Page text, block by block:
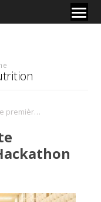
Participation à la toute première édition du Hackathon